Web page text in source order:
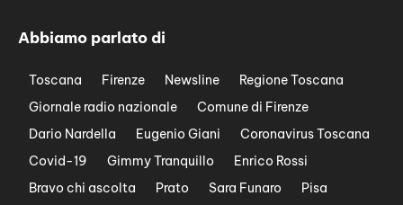
Abbiamo parlato di
Toscana Firenze Newsline
Regione Toscana
Giornale radio nazionale
Comune di Firenze
Dario Nardella
Eugenio Giani
Coronavirus Toscana
Covid-19
Gimmy Tranquillo
Enrico Rossi
Bravo chi ascolta
Prato Sara Funaro
Pisa